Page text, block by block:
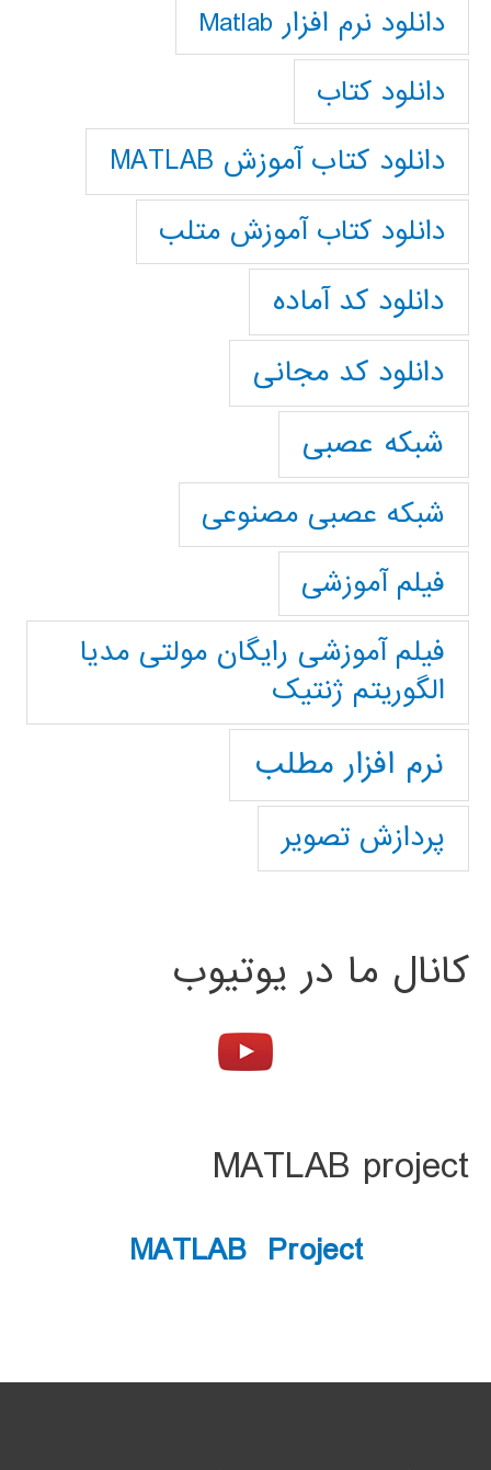
دانلود نرم افزار Matlab
دانلود کتاب
دانلود کتاب آموزش MATLAB
دانلود کتاب آموزش متلب
دانلود کد آماده
دانلود کد مجانی
شبکه عصبی
شبکه عصبی مصنوعی
فیلم آموزشی
فیلم آموزشی رایگان مولتی مدیا
الگوریتم ژنتیک
نرم افزار مطلب
پردازش تصویر
کانال ما در یوتیوب
MATLAB project
MATLAB Project